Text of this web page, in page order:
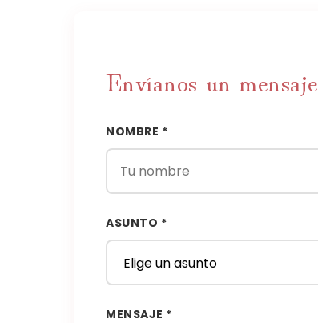
Envíanos un mensaje
NOMBRE *
ASUNTO *
MENSAJE *